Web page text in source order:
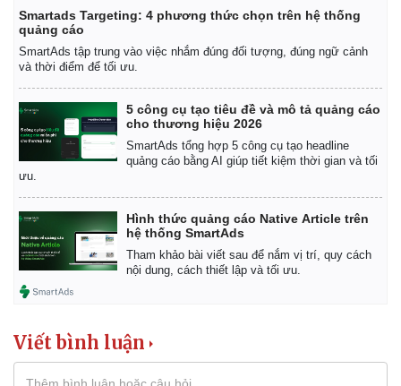
Smartads Targeting: 4 phương thức chọn trên hệ thống
quảng cáo
SmartAds tập trung vào việc nhắm đúng đối tượng, đúng ngữ cảnh
và thời điểm để tối ưu.
5 công cụ tạo tiêu đề và mô tả quảng cáo
cho thương hiệu 2026
SmartAds tổng hợp 5 công cụ tạo headline
quảng cáo bằng AI giúp tiết kiệm thời gian và tối
ưu.
Hình thức quảng cáo Native Article trên
hệ thống SmartAds
Tham khảo bài viết sau để nắm vị trí, quy cách
nội dung, cách thiết lập và tối ưu.
Viết bình luận